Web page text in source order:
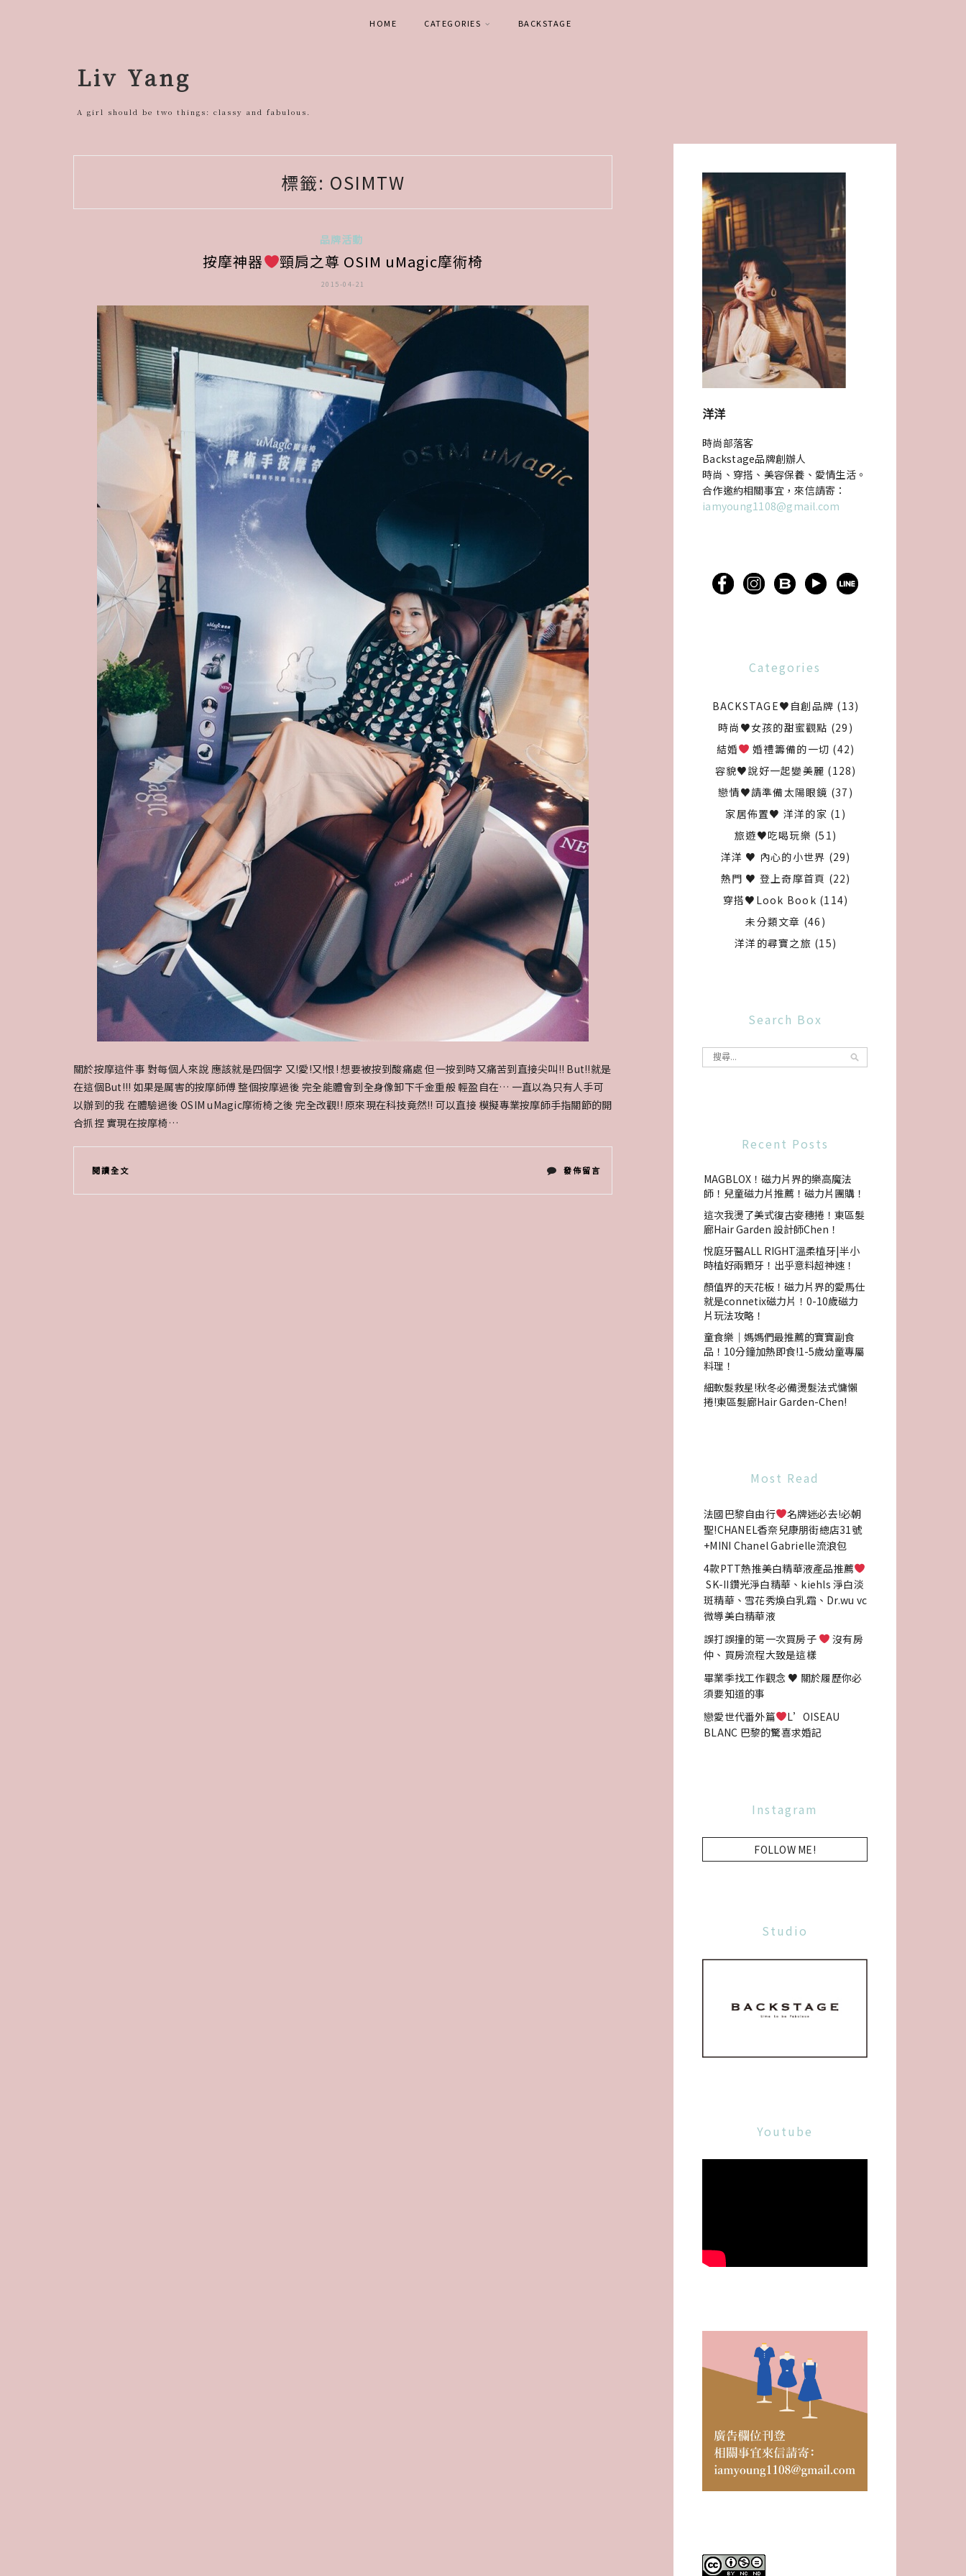
HOME CATEGORIES BACKSTAGE
Liv Yang
A girl should be two things: classy and fabulous.
標籤: OSIMTW
品牌活動
按摩神器 頸肩之尊 OSIM uMagic摩術椅
2015-04-21
關於按摩這件事 對每個人來說 應該就是四個字 又!愛!又!恨! 想要被按到酸痛處 但一按到時又痛苦到直接尖叫!! But!!就是
在這個But!!! 如果是厲害的按摩師傅 整個按摩過後 完全能體會到全身像卸下千金重般 輕盈自在… 一直以為只有人手可
以辦到的我 在體驗過後 OSIM uMagic摩術椅之後 完全改觀!! 原來現在科技竟然!! 可以直接 模擬專業按摩師手指關節的開
合抓捏 實現在按摩椅…
閱讀全文 在
〈按
發佈留言
洋洋
時尚部落客
Backstage品牌創辦人
時尚、穿搭、美容保養、愛情生活。
合作邀約相關事宜，來信請寄：
iamyoung1108@gmail.com
Categories
BACKSTAGE♥自創品牌 (13)
時尚♥女孩的甜蜜觀點 (29)
結婚
婚禮籌備的一切 (42)
容貌♥說好一起變美麗 (128)
戀情♥請準備太陽眼鏡 (37)
家居佈置♥ 洋洋的家 (1)
旅遊♥吃喝玩樂 (51)
洋洋 ♥ 內心的小世界 (29)
熱門 ♥ 登上奇摩首頁 (22)
穿搭♥Look Book (114)
未分類文章 (46)
洋洋的尋寶之旅 (15)
Search Box
Recent Posts
MAGBLOX！磁力片界的樂高魔法
師！兒童磁力片推薦！磁力片團購！
這次我燙了美式復古麥穗捲！東區髮
廊Hair Garden 設計師Chen！
悅庭牙醫ALL RIGHT溫柔植牙|半小
時植好兩顆牙！出乎意料超神速！
顏值界的天花板！磁力片界的愛馬仕
就是connetix磁力片！0-10歲磁力
片玩法攻略！
童食樂｜媽媽們最推薦的寶寶副食
品！10分鐘加熱即食!1-5歲幼童專屬
料理！
細軟髮救星!秋冬必備燙髮法式慵懶
捲!東區髮廊Hair Garden-Chen!
Most Read
法國巴黎自由行
名牌迷必去!必朝
聖!CHANEL香奈兒康朋街總店31號
+MINI Chanel Gabrielle流浪包
4款PTT熱推美白精華液產品推薦
SK-II鑽光淨白精華、kiehls 淨白淡
斑精華、雪花秀煥白乳霜、Dr.wu vc
微導美白精華液
誤打誤撞的第一次買房子
沒有房
仲、買房流程大致是這樣
畢業季找工作觀念 ♥ 關於履歷你必
須要知道的事
戀愛世代番外篇
L’OISEAU
BLANC 巴黎的驚喜求婚記
Instagram
FOLLOW ME!
Studio
Youtube